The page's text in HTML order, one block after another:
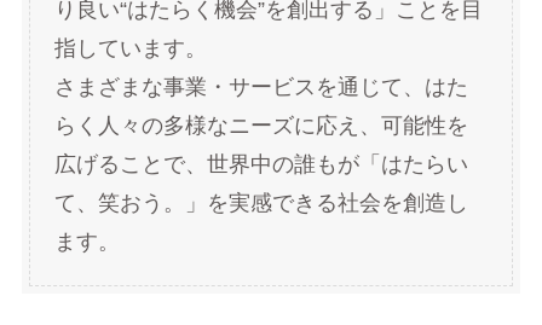
り良い“はたらく機会”を創出する」ことを目
指しています。
さまざまな事業・サービスを通じて、はた
らく人々の多様なニーズに応え、可能性を
広げることで、世界中の誰もが「はたらい
て、笑おう。」を実感できる社会を創造し
ます。